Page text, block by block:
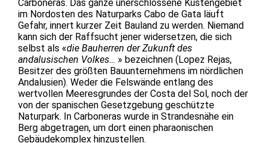
Carboneras. Das ganze unerschlossene Küstengebiet
im Nordosten des Naturparks Cabo de Gata läuft
Gefahr, innert kurzer Zeit Bauland zu werden. Niemand
kann sich der Raffsucht jener widersetzen, die sich
selbst als «die Bauherren der Zukunft des
andalusischen Volkes… » bezeichnen (Lopez Rejas,
Besitzer des größten Bauunternehmens im nördlichen
Andalusien). Weder die Felswände entlang des
wertvollen Meeresgrundes der Costa del Sol, noch der
von der spanischen Gesetzgebung geschützte
Naturpark. In Carboneras wurde in Strandesnähe ein
Berg abgetragen, um dort einen pharaonischen
Gebäudekomplex hinzustellen.